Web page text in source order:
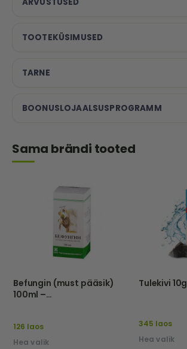
TOOTEKÜSIMUSED
TARNE
BOONUSLOJAALSUSPROGRAMM
Sama brändi tooted
Befungin (must pääsik)
100ml –
126 laos
Hea valik
Tulekivi 10g
345 laos
Hea valik